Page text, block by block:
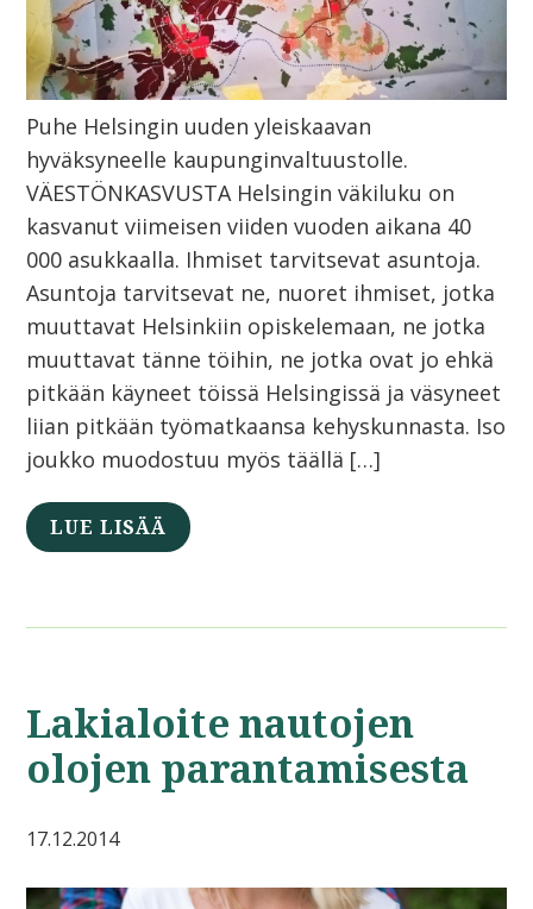
Puhe Helsingin uuden yleiskaavan
hyväksyneelle kaupunginvaltuustolle.
VÄESTÖNKASVUSTA Helsingin väkiluku on
kasvanut viimeisen viiden vuoden aikana 40
000 asukkaalla. Ihmiset tarvitsevat asuntoja.
Asuntoja tarvitsevat ne, nuoret ihmiset, jotka
muuttavat Helsinkiin opiskelemaan, ne jotka
muuttavat tänne töihin, ne jotka ovat jo ehkä
pitkään käyneet töissä Helsingissä ja väsyneet
liian pitkään työmatkaansa kehyskunnasta. Iso
joukko muodostuu myös täällä […]
LUE LISÄÄ
Lakialoite nautojen
olojen parantamisesta
17.12.2014